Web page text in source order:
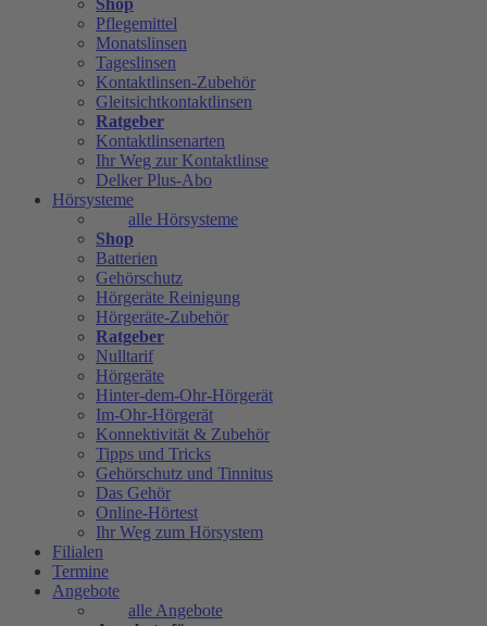
Shop
Pflegemittel
Monatslinsen
Tageslinsen
Kontaktlinsen-Zubehör
Gleitsichtkontaktlinsen
Ratgeber
Kontaktlinsenarten
Ihr Weg zur Kontaktlinse
Delker Plus-Abo
Hörsysteme
alle Hörsysteme
Shop
Batterien
Gehörschutz
Hörgeräte Reinigung
Hörgeräte-Zubehör
Ratgeber
Nulltarif
Hörgeräte
Hinter-dem-Ohr-Hörgerät
Im-Ohr-Hörgerät
Konnektivität & Zubehör
Tipps und Tricks
Gehörschutz und Tinnitus
Das Gehör
Online-Hörtest
Ihr Weg zum Hörsystem
Filialen
Termine
Angebote
alle Angebote